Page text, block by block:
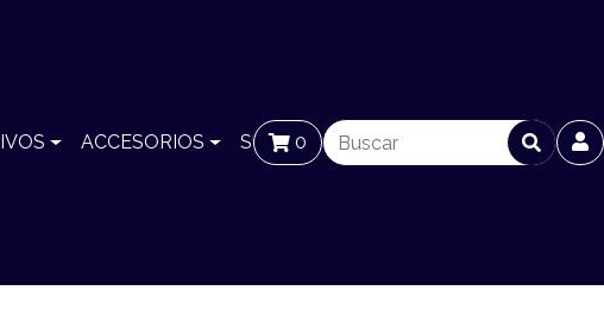
ACCESORIOS SUCURSALES BLOG
0